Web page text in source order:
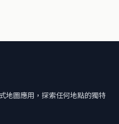
地圖應用，探索任何地點的獨特